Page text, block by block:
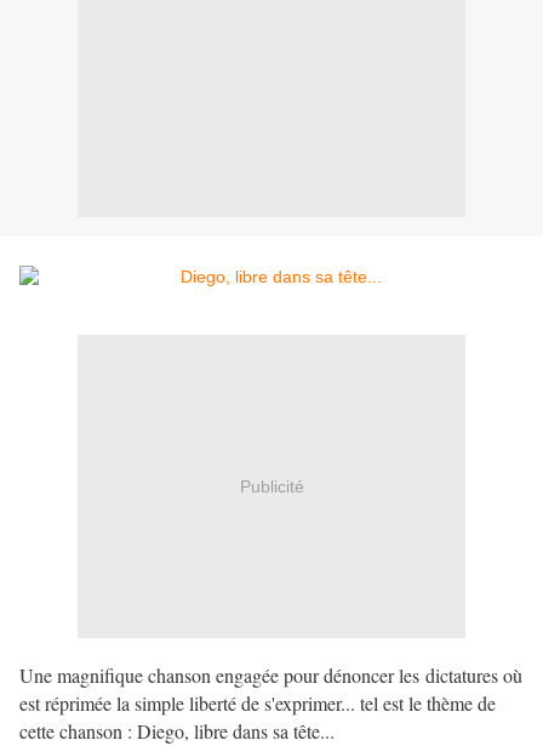
Publicité
Une magnifique chanson engagée pour dénoncer les dictatures où
est réprimée la simple liberté de s'exprimer... tel est le thème de
cette chanson : Diego, libre dans sa tête...